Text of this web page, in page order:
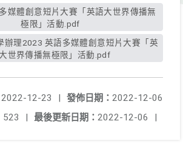
極限」活動.pdf
世界傳播無極限」活動.pdf
發佈日期： 2022-12-06
2022-12-23
|
最後更新日期： 2022-12-06 |
523 |